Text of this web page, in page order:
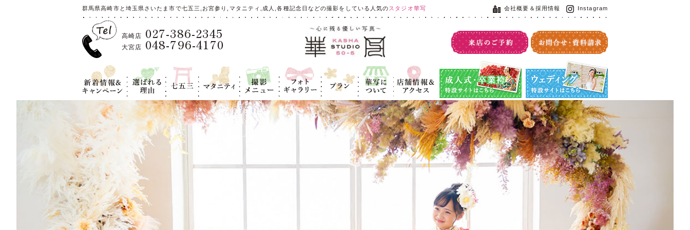
群馬県高崎市と埼玉県さいたま市で七五三,お宮参り,マタニティ,成人,各種記念日などの撮影をしている人気のスタジオ華写
高崎店 027-386-2345
大宮店 048-796-4170
会社概要＆採用情報 Instagram
新着情報＆キ
ャンペーン
選ばれる理
由
七五三 マタニティ
撮影メニュ
ー
フォトギャラ
リー
プラン
華写につい
て
店舗情報＆ア
クセス
成人式・卒業袴特設サイト ウエディング特設サイト